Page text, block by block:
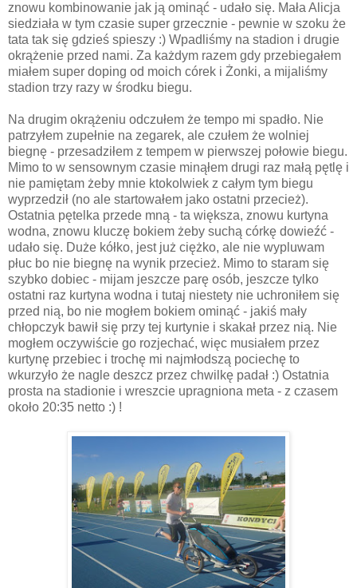
znowu kombinowanie jak ją ominąć - udało się. Mała Alicja
siedziała w tym czasie super grzecznie - pewnie w szoku że
tata tak się gdzieś spieszy :) Wpadliśmy na stadion i drugie
okrążenie przed nami. Za każdym razem gdy przebiegałem
miałem super doping od moich córek i Żonki, a mijaliśmy
stadion trzy razy w środku biegu.
Na drugim okrążeniu odczułem że tempo mi spadło. Nie
patrzyłem zupełnie na zegarek, ale czułem że wolniej
biegnę - przesadziłem z tempem w pierwszej połowie biegu.
Mimo to w sensownym czasie minąłem drugi raz małą pętlę i
nie pamiętam żeby mnie ktokolwiek z całym tym biegu
wyprzedził (no ale startowałem jako ostatni przecież).
Ostatnia pętelka przede mną - ta większa, znowu kurtyna
wodna, znowu kluczę bokiem żeby suchą córkę dowieźć -
udało się. Duże kółko, jest już ciężko, ale nie wypluwam
płuc bo nie biegnę na wynik przecież. Mimo to staram się
szybko dobiec - mijam jeszcze parę osób, jeszcze tylko
ostatni raz kurtyna wodna i tutaj niestety nie uchroniłem się
przed nią, bo nie mogłem bokiem ominąć - jakiś mały
chłopczyk bawił się przy tej kurtynie i skakał przez nią. Nie
mogłem oczywiście go rozjechać, więc musiałem przez
kurtynę przebiec i trochę mi najmłodszą pociechę to
wkurzyło że nagle deszcz przez chwilkę padał :) Ostatnia
prosta na stadionie i wreszcie upragniona meta - z czasem
około 20:35 netto :) !